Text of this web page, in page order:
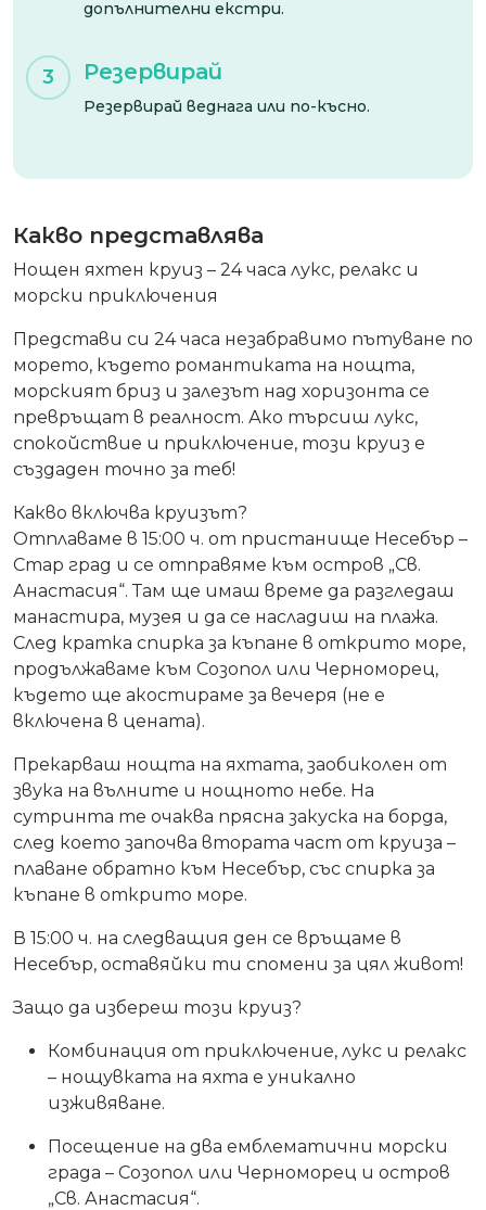
допълнителни екстри.
3 Резервирай
Резервирай веднага или по-късно.
Какво представлява
Нощен яхтен круиз – 24 часа лукс, релакс и
морски приключения
Представи си 24 часа незабравимо пътуване по
морето, където романтиката на нощта,
морският бриз и залезът над хоризонта се
превръщат в реалност. Ако търсиш лукс,
спокойствие и приключение, този круиз е
създаден точно за теб!
Какво включва круизът?
Отплаваме в 15:00 ч. от пристанище Несебър –
Стар град и се отправяме към остров „Св.
Анастасия“. Там ще имаш време да разгледаш
манастира, музея и да се насладиш на плажа.
След кратка спирка за къпане в открито море,
продължаваме към Созопол или Черноморец,
където ще акостираме за вечеря (не е
включена в цената).
Прекарваш нощта на яхтата, заобиколен от
звука на вълните и нощното небе. На
сутринта те очаква прясна закуска на борда,
след което започва втората част от круиза –
плаване обратно към Несебър, със спирка за
къпане в открито море.
В 15:00 ч. на следващия ден се връщаме в
Несебър, оставяйки ти спомени за цял живот!
Защо да избереш този круиз?
Комбинация от приключение, лукс и релакс
– нощувката на яхта е уникално
изживяване.
Посещение на два емблематични морски
града – Созопол или Черноморец и остров
„Св. Анастасия“.